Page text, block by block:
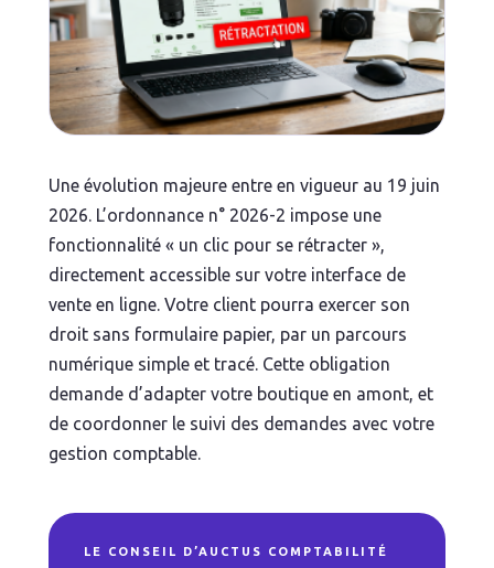
Une évolution majeure entre en vigueur au 19 juin
2026. L’ordonnance n° 2026-2 impose une
fonctionnalité « un clic pour se rétracter »,
directement accessible sur votre interface de
vente en ligne. Votre client pourra exercer son
droit sans formulaire papier, par un parcours
numérique simple et tracé. Cette obligation
demande d’adapter votre boutique en amont, et
de coordonner le suivi des demandes avec votre
gestion comptable.
LE CONSEIL D’AUCTUS COMPTABILITÉ